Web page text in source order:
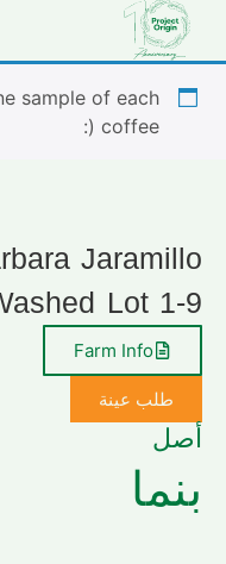
sample of each
coffee (:
Jaramillo
Lot 1-9
Farm Info
طلب عينة
أصل
بنما